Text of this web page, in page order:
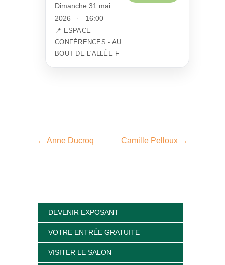
Dimanche 31 mai
2026
· 16:00
📍 ESPACE
CONFÉRENCES - AU
BOUT DE L'ALLÉE F
← Anne Ducroq Camille Pelloux →
DEVENIR EXPOSANT
VOTRE ENTRÉE GRATUITE
VISITER LE SALON